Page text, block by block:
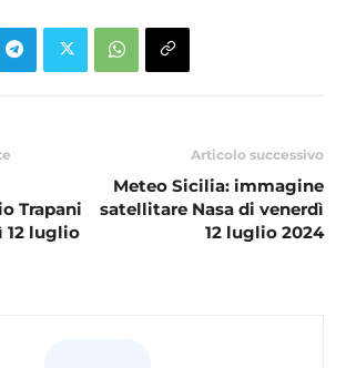
Trapani
12 luglio
Articolo successivo
Meteo Sicilia: immagine
satellitare Nasa di venerdì
12 luglio 2024